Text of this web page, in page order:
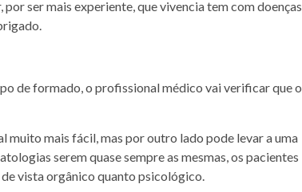
ser mais experiente, que vivencia tem com doenças
de formado, o profissional médico vai verificar que o
mais fácil, mas por outro lado pode levar a uma
serem quase sempre as mesmas, os pacientes
vista orgânico quanto psicológico.